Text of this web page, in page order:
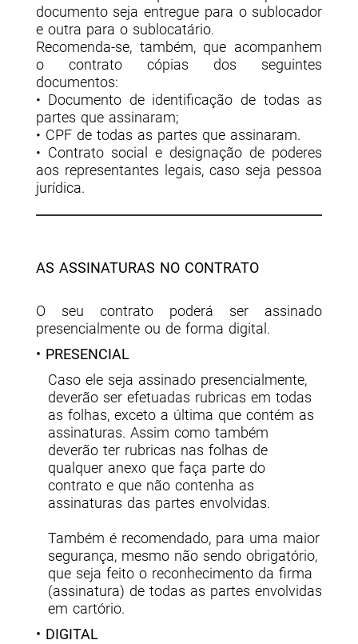
documento seja entregue para o sublocador
e outra para o sublocatário.
Recomenda-se, também, que acompanhem
o contrato cópias dos seguintes
documentos:
• Documento de identificação de todas as
partes que assinaram;
• CPF de todas as partes que assinaram.
• Contrato social e designação de poderes
aos representantes legais, caso seja pessoa
jurídica.
AS ASSINATURAS NO CONTRATO
O seu contrato poderá ser assinado
presencialmente ou de forma digital.
• PRESENCIAL
Caso ele seja assinado presencialmente,
deverão ser efetuadas rubricas em todas
as folhas, exceto a última que contém as
assinaturas. Assim como também
deverão ter rubricas nas folhas de
qualquer anexo que faça parte do
contrato e que não contenha as
assinaturas das partes envolvidas.
Também é recomendado, para uma maior
segurança, mesmo não sendo obrigatório,
que seja feito o reconhecimento da firma
(assinatura) de todas as partes envolvidas
em cartório.
• DIGITAL